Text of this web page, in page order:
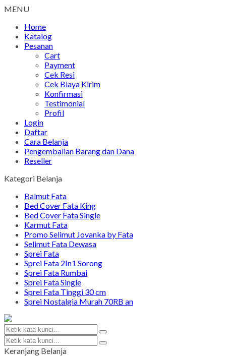
MENU
Home
Katalog
Pesanan
Cart
Payment
Cek Resi
Cek Biaya Kirim
Konfirmasi
Testimonial
Profil
Login
Daftar
Cara Belanja
Pengembalian Barang dan Dana
Reseller
Kategori Belanja
Balmut Fata
Bed Cover Fata King
Bed Cover Fata Single
Karmut Fata
Promo Selimut Jovanka by Fata
Selimut Fata Dewasa
Sprei Fata
Sprei Fata 2In1 Sorong
Sprei Fata Rumbai
Sprei Fata Single
Sprei Fata Tinggi 30 cm
Sprei Nostalgia Murah 70RB an
Keranjang Belanja